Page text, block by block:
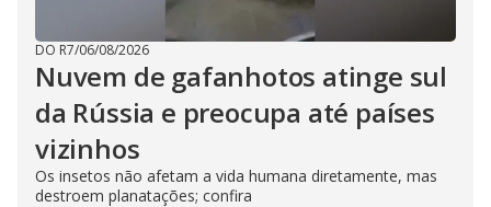
DO R7/06/08/2026
Nuvem de gafanhotos atinge sul
da Rússia e preocupa até países
vizinhos
Os insetos não afetam a vida humana diretamente, mas
destroem planatações; confira